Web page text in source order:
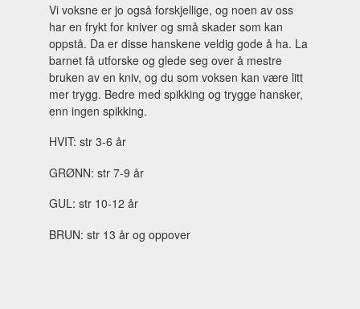
Vi voksne er jo også forskjellige, og noen av oss
har en frykt for kniver og små skader som kan
oppstå. Da er disse hanskene veldig gode å ha. La
barnet få utforske og glede seg over å mestre
bruken av en kniv, og du som voksen kan være litt
mer trygg. Bedre med spikking og trygge hansker,
enn ingen spikking.
HVIT: str 3-6 år
GRØNN: str 7-9 år
GUL: str 10-12 år
BRUN: str 13 år og oppover